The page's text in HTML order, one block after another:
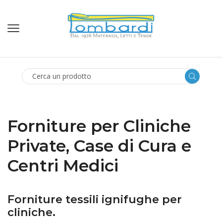
Forniture per Cliniche
Private, Case di Cura e
Centri Medici
Forniture tessili ignifughe per
cliniche.